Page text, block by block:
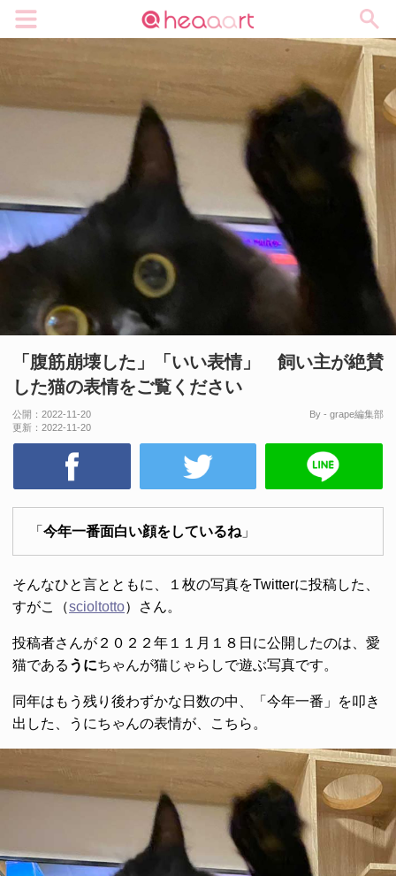
「腹筋崩壊した」「いい表情」 飼い主が絶賛
した猫の表情をご覧ください
公開： 2022-11-20
更新： 2022-11-20
By - grape編集部
「 今年一番面白い顔をしているね」
そんなひと言とともに、１枚の写真をTwitterに投稿した、
すがこ（scioltotto）さん。
投稿者さんが２０２２年１１月１８日に公開したのは、愛
猫である うにちゃんが猫じゃらしで遊ぶ写真です。
同年はもう残り後わずかな日数の中、「今年一番」を叩き
出した、うにちゃんの表情が、こちら。